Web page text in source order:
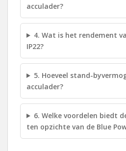
acculader?
4. Wat is het rendement
IP22?
5. Hoeveel stand-
acculader?
6. Welke voordelen biedt
ten opzichte van de Blue